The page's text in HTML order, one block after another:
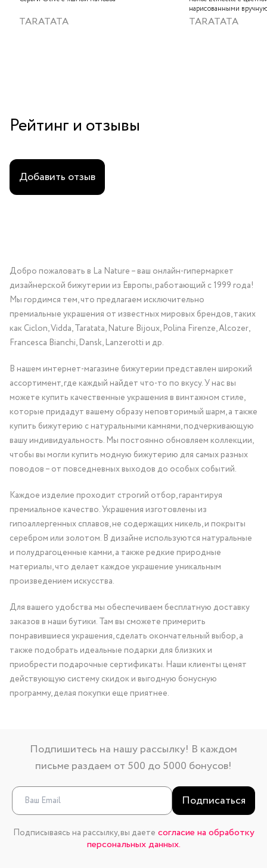
TARATATA
нарисованными
слюдяным порошком,
стеклянными бусинам
TARATATA
Рейтинг и отзывы
Добавить отзыв
Добро пожаловать в La Nature – ваш онлайн-гипермаркет
дизайнерской бижутерии из Европы, работающий с 1999 года!
Мы гордимся тем, что предлагаем исключительно
премиальные украшения от известных мировых брендов, таких
как Ciclon, Vidda, Taratata, Nature Bijoux, Polina Firenze, Alcozer,
Francesca Bianchi, Dansk, Lanzerotti и др.
В нашем интернет-магазине бижутерии представлен широкий
ассортимент, где каждый найдет что-то по вкусу. У нас вы
можете купить качественные украшения в винтажном стиле,
которые придадут вашему образу неповторимый шарм, а также
купить бижутерию с натуральными камнями, подчеркивающую
вашу индивидуальность. Мы постоянно обновляем коллекции,
чтобы вы могли купить модную бижутерию для самых разных
поводов – от повседневных выходов до особых событий.
Каждое изделие проходит строгий отбор, гарантируя
премиальное качество. Украшения изготовлены из
гипоаллергенных сплавов, не содержащих никель, и покрыты
серебром или золотом. В дизайне используются натуральные
и полудрагоценные камни, а также редкие природные
материалы, что делает каждое украшение уникальным
произведением искусства.
Для вашего удобства мы обеспечиваем бесплатную доставку
заказов в наши бутики. Там вы сможете примерить
понравившиеся украшения, сделать окончательный выбор, а
также подобрать идеальные подарки для близких и
приобрести подарочные сертификаты. Наши клиенты ценят
действующую систему скидок и выгодную бонусную
программу, делая покупки еще приятнее.
Подпишитесь на нашу рассылку! В каждом
письме раздаем от 500 до 5000 бонусов!
Подписаться
Подписываясь на рассылку, вы даете согласие на обработку
персональных данных.